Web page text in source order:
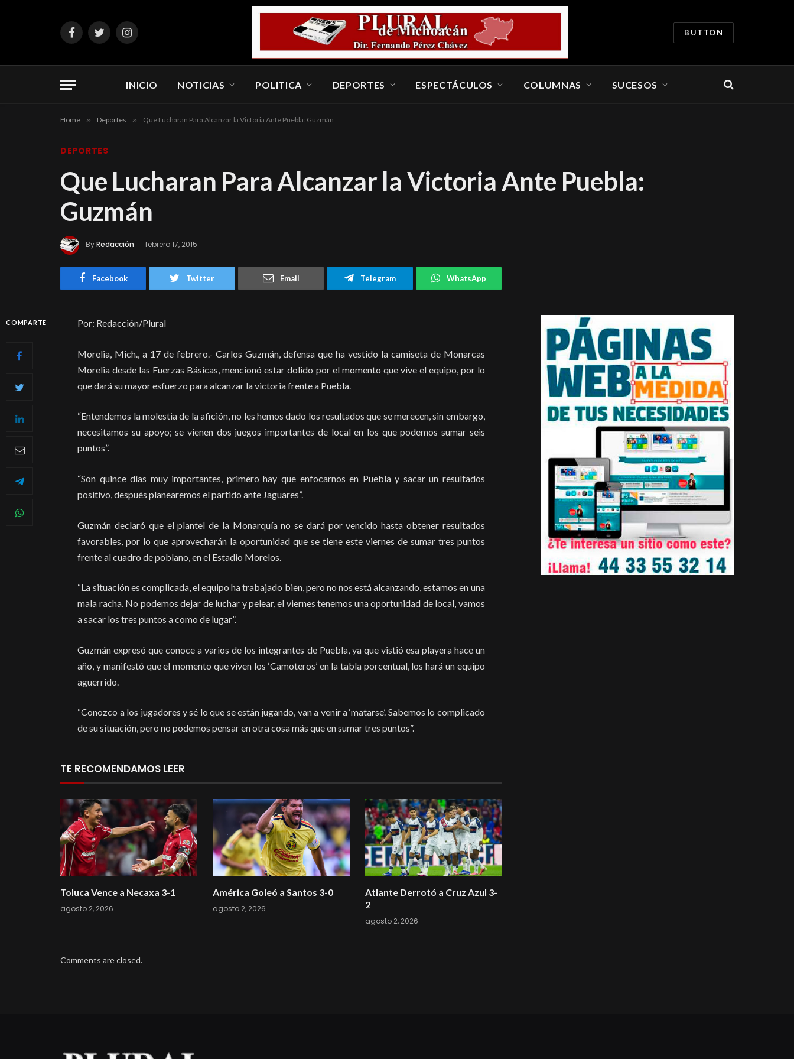
FacebookTwitterInstagram
BUTTON
INICIO NOTICIAS POLITICA DEPORTES ESPECTÁCULOS COLUMNAS SUCESOS
Home » Deportes » Que Lucharan Para Alcanzar la Victoria Ante Puebla: Guzmán
DEPORTES
Que Lucharan Para Alcanzar la Victoria Ante Puebla:
Guzmán
ByRedacción febrero 17, 2015
Facebook Twitter Email Telegram WhatsApp
COMPARTE Por: Redacción/Plural
Morelia, Mich., a 17 de febrero.- Carlos Guzmán, defensa que ha vestido la camiseta de Monarcas
Morelia desde las Fuerzas Básicas, mencionó estar dolido por el momento que vive el equipo, por lo
que dará su mayor esfuerzo para alcanzar la victoria frente a Puebla.
“Entendemos la molestia de la afición, no les hemos dado los resultados que se merecen, sin embargo,
necesitamos su apoyo; se vienen dos juegos importantes de local en los que podemos sumar seis
puntos”.
“Son quince días muy importantes, primero hay que enfocarnos en Puebla y sacar un resultados
positivo, después planearemos el partido ante Jaguares”.
Guzmán declaró que el plantel de la Monarquía no se dará por vencido hasta obtener resultados
favorables, por lo que aprovecharán la oportunidad que se tiene este viernes de sumar tres puntos
frente al cuadro de poblano, en el Estadio Morelos.
“La situación es complicada, el equipo ha trabajado bien, pero no nos está alcanzando, estamos en una
mala racha. No podemos dejar de luchar y pelear, el viernes tenemos una oportunidad de local, vamos
a sacar los tres puntos a como de lugar”.
Guzmán expresó que conoce a varios de los integrantes de Puebla, ya que vistió esa playera hace un
año, y manifestó que el momento que viven los ‘Camoteros’ en la tabla porcentual, los hará un equipo
aguerrido.
“Conozco a los jugadores y sé lo que se están jugando, van a venir a ‘matarse’. Sabemos lo complicado
de su situación, pero no podemos pensar en otra cosa más que en sumar tres puntos”.
TE RECOMENDAMOS LEER
Toluca Vence a Necaxa 3-1
agosto 2, 2026
América Goleó a Santos 3-0
agosto 2, 2026
Atlante Derrotó a Cruz Azul 3-
2
agosto 2, 2026
Comments are closed.